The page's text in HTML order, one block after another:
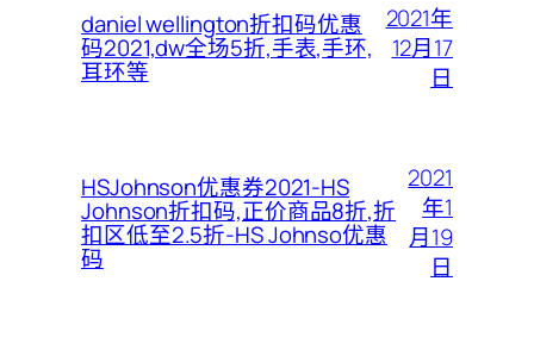
daniel wellington折扣码优惠
码2021,dw全场5折,手表,手环,
耳环等
2021年
12月17
日
HSJohnson优惠券2021-HS
Johnson折扣码,正价商品8折,折
扣区低至2.5折-HS Johnso优惠
码
2021
年1
月19
日